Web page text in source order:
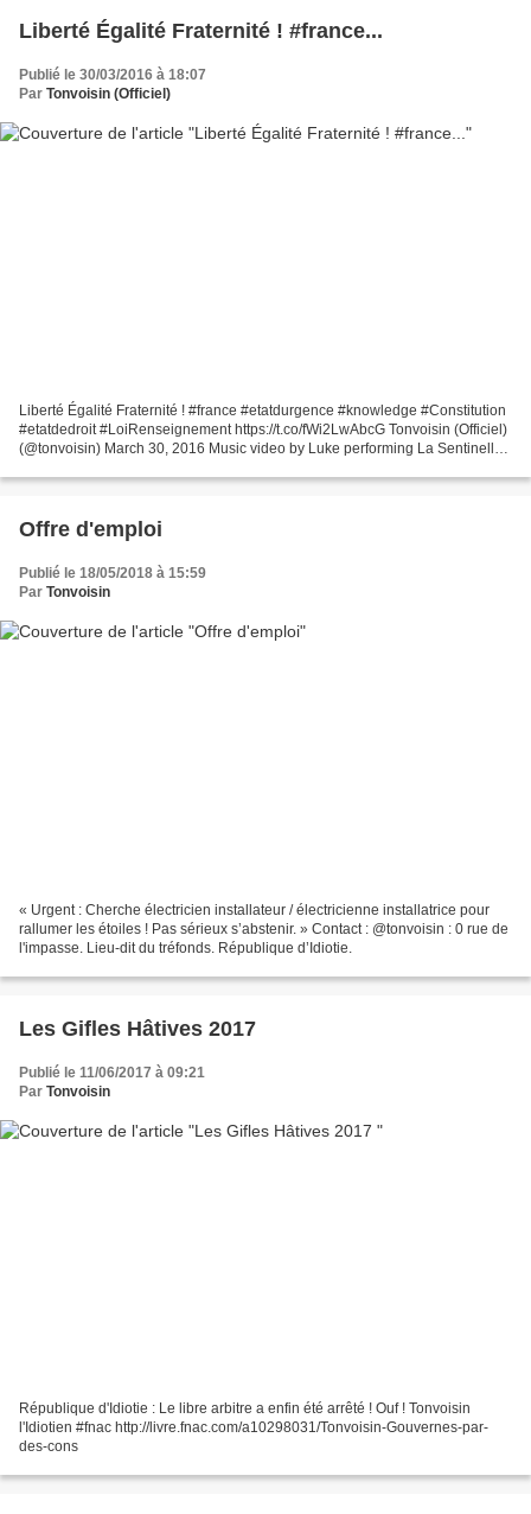
Liberté Égalité Fraternité ! #france...
Publié le 30/03/2016 à 18:07
Par Tonvoisin (Officiel)
Liberté Égalité Fraternité ! #france #etatdurgence #knowledge #Constitution
#etatdedroit #LoiRenseignement https://t.co/fWi2LwAbcG Tonvoisin (Officiel)
(@tonvoisin) March 30, 2016 Music video by Luke performing La Sentinelle.
Offre d'emploi
Publié le 18/05/2018 à 15:59
Par Tonvoisin
« Urgent : Cherche électricien installateur / électricienne installatrice pour
rallumer les étoiles ! Pas sérieux s’abstenir. » Contact : @tonvoisin : 0 rue de
l'impasse. Lieu-dit du tréfonds. République d’Idiotie.
Les Gifles Hâtives 2017
Publié le 11/06/2017 à 09:21
Par Tonvoisin
République d'Idiotie : Le libre arbitre a enfin été arrêté ! Ouf ! Tonvoisin
l'Idiotien #fnac http://livre.fnac.com/a10298031/Tonvoisin-Gouvernes-par-
des-cons